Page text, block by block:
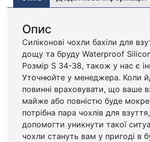
Опис
Силіконові чохли бахіли для
дощу та бруду Waterproof
Розмір S 34-38, також у нас є
Уточнюйте у менеджера. Коли
повинні враховувати, що ваше
майже або повністю буде
потрібна пара чохлів для
допомогти уникнути такої
чохли стануть вам у пригоді в